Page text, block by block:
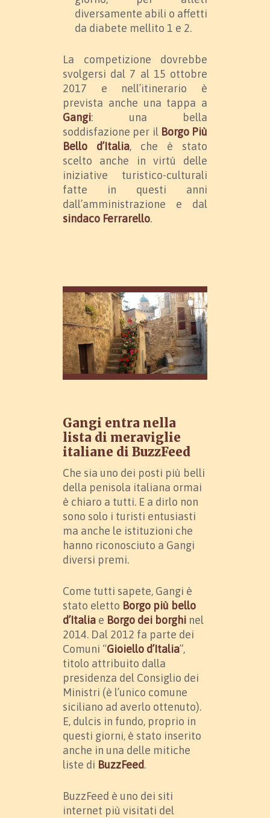
diversamente abili o affetti
da diabete mellito 1 e 2.
La competizione dovrebbe
svolgersi dal 7 al 15 ottobre
2017 e nell’itinerario è
prevista anche una tappa a
Gangi: una bella
soddisfazione per il Borgo Più
Bello d’Italia, che è stato
scelto anche in virtù delle
iniziative turistico-culturali
fatte in questi anni
dall’amministrazione e dal
sindaco Ferrarello.
Gangi entra nella
lista di meraviglie
italiane di BuzzFeed
Che sia uno dei posti più belli
della penisola italiana ormai
è chiaro a tutti. E a dirlo non
sono solo i turisti entusiasti
ma anche le istituzioni che
hanno riconosciuto a Gangi
diversi premi.
Come tutti sapete, Gangi è
stato eletto Borgo più bello
d’Italia e Borgo dei borghi nel
2014. Dal 2012 fa parte dei
Comuni “Gioiello d’Italia”,
titolo attribuito dalla
presidenza del Consiglio dei
Ministri (è l’unico comune
siciliano ad averlo ottenuto).
E, dulcis in fundo, proprio in
questi giorni, è stato inserito
anche in una delle mitiche
liste di BuzzFeed.
BuzzFeed è uno dei siti
internet più visitati del